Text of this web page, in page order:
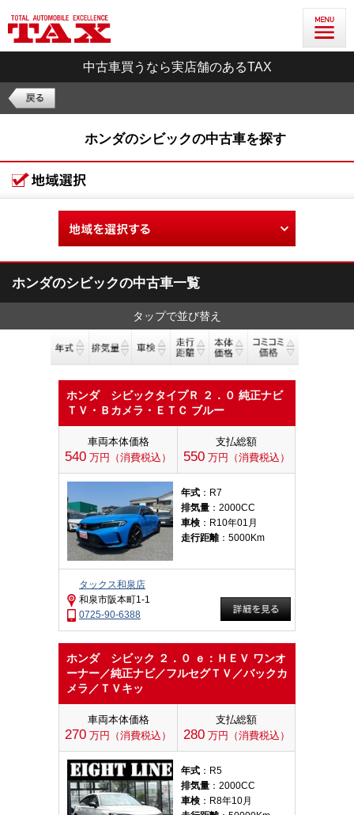
中古車買うなら実店舗のあるTAX
ホンダのシビックの中古車を探す
ホンダのシビックの中古車一覧
タップで並び替え
ホンダ シビックタイプＲ ２．０ 純正ナビ
ＴＶ・Ｂカメラ・ＥＴＣ ブルー
車両本体価格
540 万円（消費税込）
支払総額
550万円（消費税込）
年式 ：R7
排気量 ：2000CC
車検 ：R10年01月
走行距離：5000Km
タックス和泉店
和泉市阪本町1-1
0725-90-6388
ホンダ シビック ２．０ ｅ：ＨＥＶ ワンオ
ーナー／純正ナビ／フルセグＴＶ／バックカ
メラ／ＴＶキッ
車両本体価格
270 万円（消費税込）
支払総額
280万円（消費税込）
年式 ：R5
排気量 ：2000CC
車検 ：R8年10月